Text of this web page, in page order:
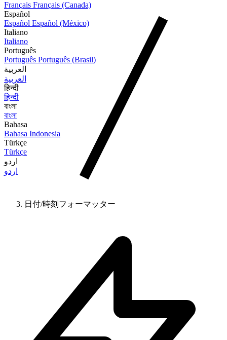
Français Français (Canada)
Español
Español Español (México)
Italiano
Italiano
Português
Português Português (Brasil)
العربية
العربية
हिन्दी
हिन्दी
বাংলা
বাংলা
Bahasa
Bahasa Indonesia
Türkçe
Türkçe
اردو
اردو
日付/時刻フォーマッター